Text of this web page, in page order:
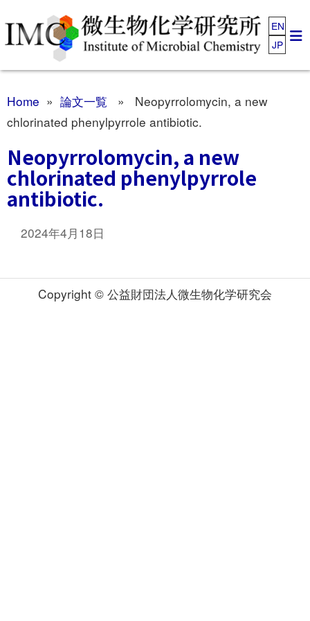
EN
JP
Home » 論文一覧 » Neopyrrolomycin, a new
chlorinated phenylpyrrole antibiotic.
Neopyrrolomycin, a new
chlorinated phenylpyrrole
antibiotic.
2024年4月18日
Copyright © 公益財団法人微生物化学研究会